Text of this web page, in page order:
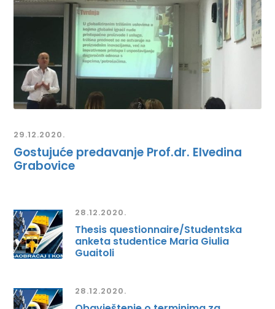
29.12.2020.
Gostujuće predavanje Prof.dr. Elvedina
Grabovice
28.12.2020.
Thesis questionnaire/Studentska
anketa studentice Maria Giulia
Guaitoli
28.12.2020.